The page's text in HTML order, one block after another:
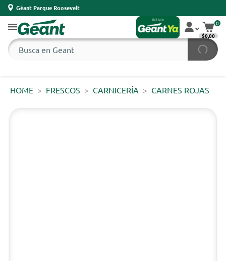
Géant Parque Roosevelt
0
$0,00
HOME FRESCOS CARNICERÍA CARNES ROJAS